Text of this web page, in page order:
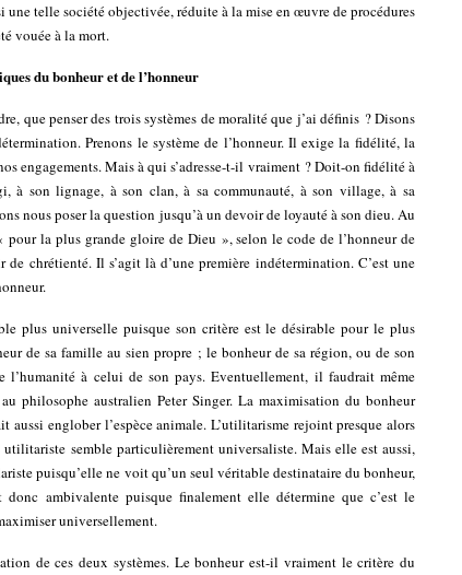
une telle société objectivée, réduite à la mise en œuvre de procédures
vouée à la mort.
du bonheur et de l’honneur
que penser des trois systèmes de moralité que j’ai définis ? Disons
Prenons le système de l’honneur. Il exige la fidélité, la
engagements. Mais à qui s’adresse-t-il vraiment ? Doit-on fidélité à
à son lignage, à son clan, à sa communauté, à son village, à sa
nous poser la question jusqu’à un devoir de loyauté à son dieu. Au
la plus grande gloire de Dieu », selon le code de l’honneur de
chrétienté. Il s’agit là d’une première indétermination. C’est une
plus universelle puisque son critère est le désirable pour le plus
de sa famille au sien propre ; le bonheur de sa région, ou de son
à celui de son pays. Eventuellement, il faudrait même
philosophe australien Peter Singer. La maximisation du bonheur
aussi englober l’espèce animale. L’utilitarisme rejoint presque alors
semble particulièrement universaliste. Mais elle est aussi,
puisqu’elle ne voit qu’un seul véritable destinataire du bonheur,
ambivalente puisque finalement elle détermine que c’est le
universellement.
de ces deux systèmes. Le bonheur est-il vraiment le critère du